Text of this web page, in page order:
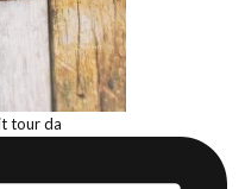
tour da